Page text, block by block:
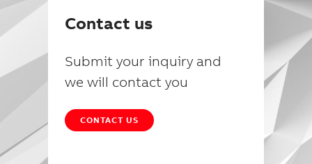
Contact us
Submit your inquiry and
we will contact you
CONTACT US